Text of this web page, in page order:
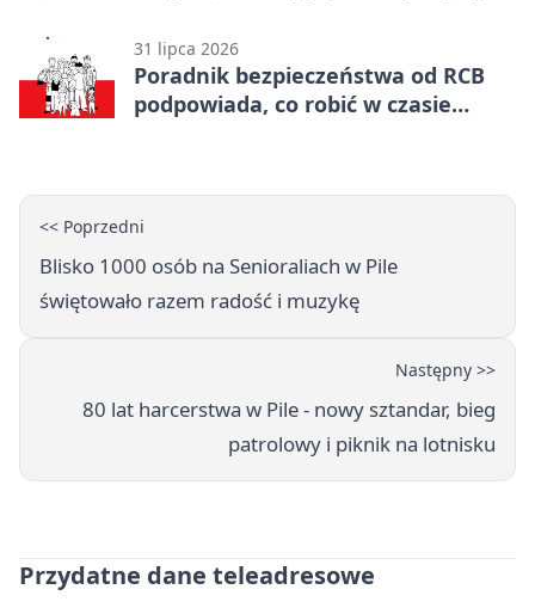
31 lipca 2026
Poradnik bezpieczeństwa od RCB
podpowiada, co robić w czasie
<< Poprzedni
Blisko 1000 osób na Senioraliach w Pile
świętowało razem radość i muzykę
Następny >>
80 lat harcerstwa w Pile - nowy sztandar, bieg
patrolowy i piknik na lotnisku
Przydatne dane teleadresowe